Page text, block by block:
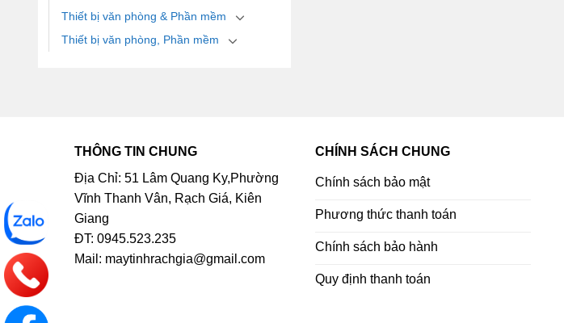
Thiết bị văn phòng & Phần mềm
Thiết bị văn phòng, Phần mềm
THÔNG TIN CHUNG
Địa Chỉ: 51 Lâm Quang Ky,Phường
Vĩnh Thanh Vân, Rạch Giá, Kiên
Giang
ĐT: 0945.523.235
Mail: maytinhrachgia@gmail.com
CHÍNH SÁCH CHUNG
Chính sách bảo mật
Phương thức thanh toán
Chính sách bảo hành
Quy định thanh toán